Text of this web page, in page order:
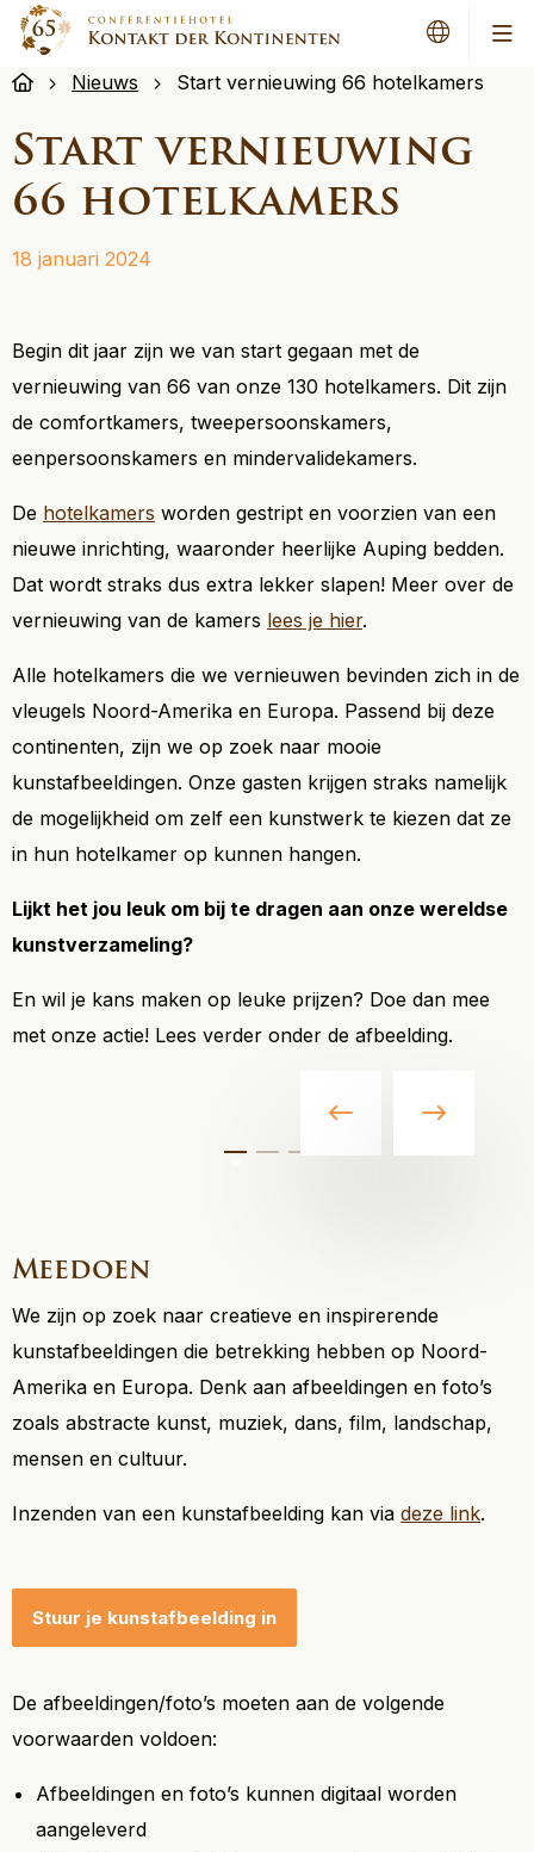
Nieuws
Start vernieuwing 66 hotelkamers
Start vernieuwing
66 hotelkamers
18 januari 2024
Begin dit jaar zijn we van start gegaan met de
vernieuwing van 66 van onze 130 hotelkamers. Dit zijn
de comfortkamers, tweepersoonskamers,
eenpersoonskamers en mindervalidekamers.
De hotelkamers worden gestript en voorzien van een
nieuwe inrichting, waaronder heerlijke Auping bedden.
Dat wordt straks dus extra lekker slapen! Meer over de
vernieuwing van de kamers lees je hier.
Alle hotelkamers die we vernieuwen bevinden zich in de
vleugels Noord-Amerika en Europa. Passend bij deze
continenten, zijn we op zoek naar mooie
kunstafbeeldingen. Onze gasten krijgen straks namelijk
de mogelijkheid om zelf een kunstwerk te kiezen dat ze
in hun hotelkamer op kunnen hangen.
Lijkt het jou leuk om bij te dragen aan onze wereldse
kunstverzameling?
En wil je kans maken op leuke prijzen? Doe dan mee
met onze actie! Lees verder onder de afbeelding.
Meedoen
We zijn op zoek naar creatieve en inspirerende
kunstafbeeldingen die betrekking hebben op Noord-
Amerika en Europa. Denk aan afbeeldingen en foto’s
zoals abstracte kunst, muziek, dans, film, landschap,
mensen en cultuur.
Inzenden van een kunstafbeelding kan via deze link.
Stuur je kunstafbeelding in
De afbeeldingen/foto’s moeten aan de volgende
voorwaarden voldoen:
Afbeeldingen en foto’s kunnen digitaal worden
aangeleverd